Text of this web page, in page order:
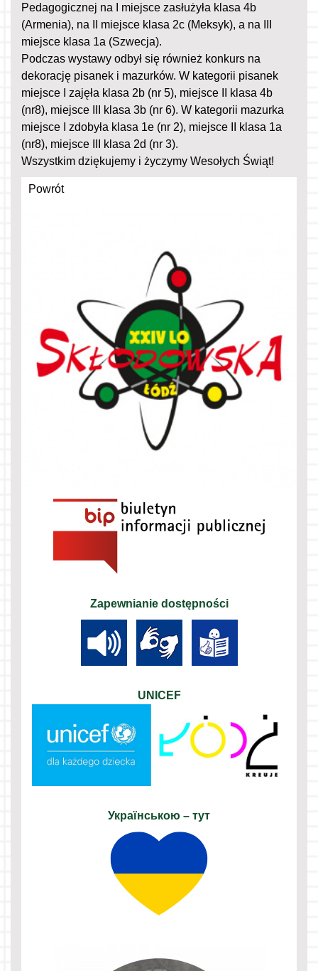
Pedagogicznej na I miejsce zasłużyła klasa 4b
(Armenia), na II miejsce klasa 2c (Meksyk), a na III
miejsce klasa 1a (Szwecja).
Podczas wystawy odbył się również konkurs na
dekorację pisanek i mazurków. W kategorii pisanek
miejsce I zajęła klasa 2b (nr 5), miejsce II klasa 4b
(nr8), miejsce III klasa 3b (nr 6). W kategorii mazurka
miejsce I zdobyła klasa 1e (nr 2), miejsce II klasa 1a
(nr8), miejsce III klasa 2d (nr 3).
Wszystkim dziękujemy i życzymy Wesołych Świąt!
Powrót
Zapewnianie dostępności
UNICEF
Українською – тут